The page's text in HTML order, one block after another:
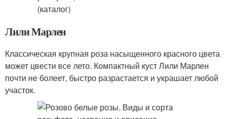
Лили Марлен
Классическая крупная роза насыщенного красного цвета
может цвести все лето. Компактный куст Лили Марлен
почти не болеет, быстро разрастается и украшает любой
участок.